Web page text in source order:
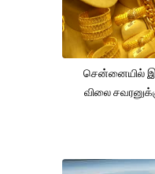
சென்னையில்
விலை